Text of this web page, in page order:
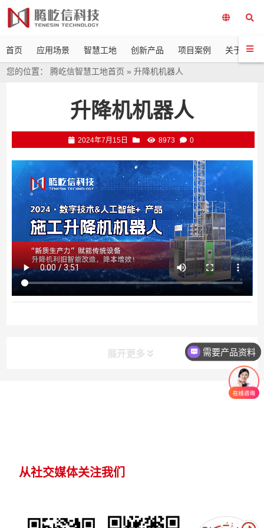
首页 应用场景 智慧工地 创新产品 项目案例 关于我们
您的位置： 腾屹信智慧工地首页 »升降机机器人
升降机机器人
2024年7月15日 8973 0
展开更多
从社交媒体关注我们
需要产品资料